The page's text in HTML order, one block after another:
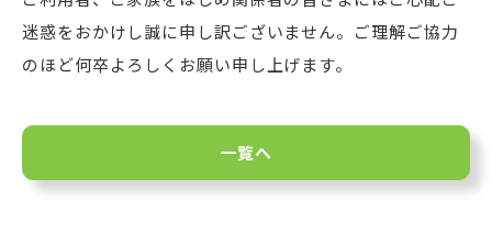
迷惑をおかけし誠に申し訳ございません。ご理解ご協力
のほど何卒よろしくお願い申し上げます。
一覧へ